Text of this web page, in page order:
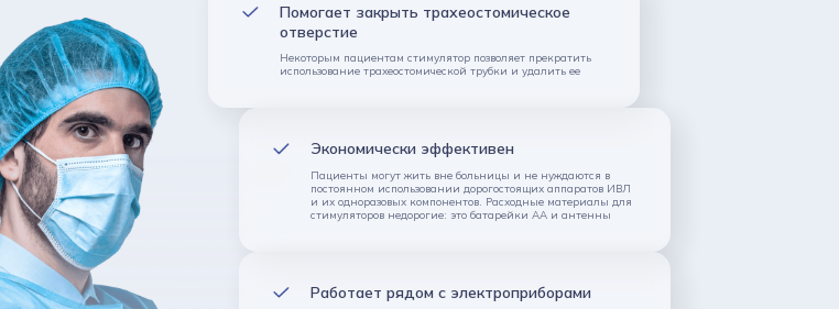
Помогает закрыть трахеостомическое
отверстие
Некоторым пациентам стимулятор позволяет прекратить
использование трахеостомической трубки и удалить ее
Экономически эффективен
Пациенты могут жить вне больницы и не нуждаются в
постоянном использовании дорогостоящих аппаратов ИВЛ
и их одноразовых компонентов. Расходные материалы для
стимуляторов недорогие: это батарейки АА и антенны
Работает рядом с электроприборами